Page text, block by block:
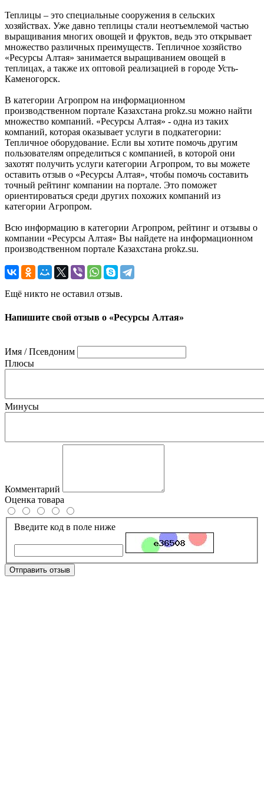
Теплицы – это специальные сооружения в сельских
хозяйствах. Уже давно теплицы стали неотъемлемой частью
выращивания многих овощей и фруктов, ведь это открывает
множество различных преимуществ. Тепличное хозяйство
«Ресурсы Алтая» занимается выращиванием овощей в
теплицах, а также их оптовой реализацией в городе Усть-
Каменогорск.
В категории Агропром на информационном
производственном портале Казахстана prokz.su можно найти
множество компаний. «Ресурсы Алтая» - одна из таких
компаний, которая оказывает услуги в подкатегории:
Тепличное оборудование. Если вы хотите помочь другим
пользователям определиться с компанией, в которой они
захотят получить услуги категории Агропром, то вы можете
оставить отзыв о «Ресурсы Алтая», чтобы помочь составить
точный рейтинг компании на портале. Это поможет
ориентироваться среди других похожих компаний из
категории Агропром.
Всю информацию в категории Агропром, рейтинг и отзывы о
компании «Ресурсы Алтая» Вы найдете на информационном
производственном портале Казахстана prokz.su.
Ещё никто не оставил отзыв.
Напишите свой отзыв о «Ресурсы Алтая»
Имя / Псевдоним
Плюсы
Минусы
Комментарий
Оценка товара
Введите код в поле ниже
Отправить отзыв